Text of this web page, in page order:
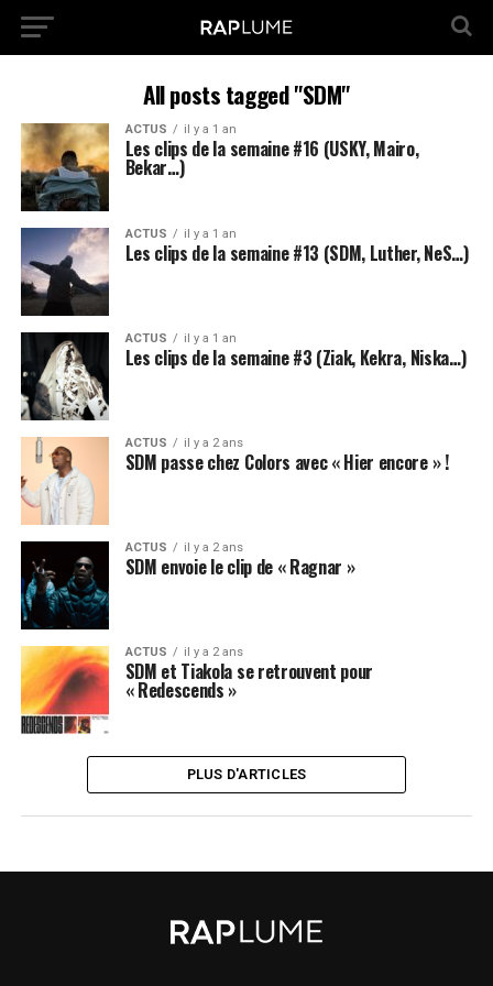
All posts tagged "SDM"
ACTUS il y a 1 an
Les clips de la semaine #16 (USKY, Mairo,
Bekar…)
ACTUS il y a 1 an
Les clips de la semaine #13 (SDM, Luther, NeS…)
ACTUS il y a 1 an
Les clips de la semaine #3 (Ziak, Kekra, Niska…)
ACTUS il y a 2 ans
SDM passe chez Colors avec « Hier encore » !
ACTUS il y a 2 ans
SDM envoie le clip de « Ragnar »
ACTUS il y a 2 ans
SDM et Tiakola se retrouvent pour
« Redescends »
PLUS D'ARTICLES